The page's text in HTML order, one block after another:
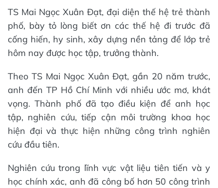
TS Mai Ngọc Xuân Đạt, đại diện thế hệ trẻ thành
phố, bày tỏ lòng biết ơn các thế hệ đi trước đã
cống hiến, hy sinh, xây dựng nền tảng để lớp trẻ
hôm nay được học tập, trưởng thành.
Theo TS Mai Ngọc Xuân Đạt, gần 20 năm trước,
anh đến TP Hồ Chí Minh với nhiều ước mơ, khát
vọng. Thành phố đã tạo điều kiện để anh học
tập, nghiên cứu, tiếp cận môi trường khoa học
hiện đại và thực hiện những công trình nghiên
cứu đầu tiên.
Nghiên cứu trong lĩnh vực vật liệu tiên tiến và y
học chính xác, anh đã công bố hơn 50 công trình